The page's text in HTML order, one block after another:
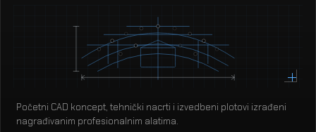
Početni CAD koncept, tehnički nacrti i izvedbeni plotovi izrađeni
nagrađivanim profesionalnim alatima.